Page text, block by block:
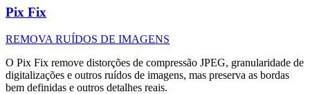
Pix Fix
REMOVA RUÍDOS DE IMAGENS
O Pix Fix remove distorções de compressão JPEG, granularidade de
digitalizações e outros ruídos de imagens, mas preserva as bordas
bem definidas e outros detalhes reais.